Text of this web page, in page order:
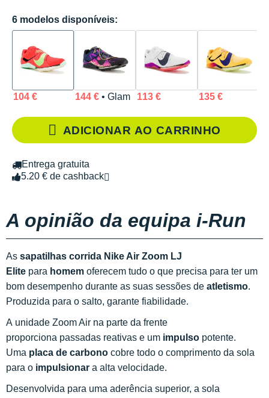
6 modelos disponíveis:
104 € 144 €• Glam 113 € 135 €
ADICIONAR AO CARRINHO
Entrega gratuita
5.20 € de cashback
A opinião da equipa i-Run
As sapatilhas corrida Nike Air Zoom LJ
Elite para homem oferecem tudo o que precisa para ter um
bom desempenho durante as suas sessões de atletismo.
Produzida para o salto, garante fiabilidade.
A unidade Zoom Air na parte da frente
proporciona passadas reativas e um impulso potente.
Uma placa de carbono cobre todo o comprimento da sola
para o impulsionar a alta velocidade.
Desenvolvida para uma aderência superior, a sola